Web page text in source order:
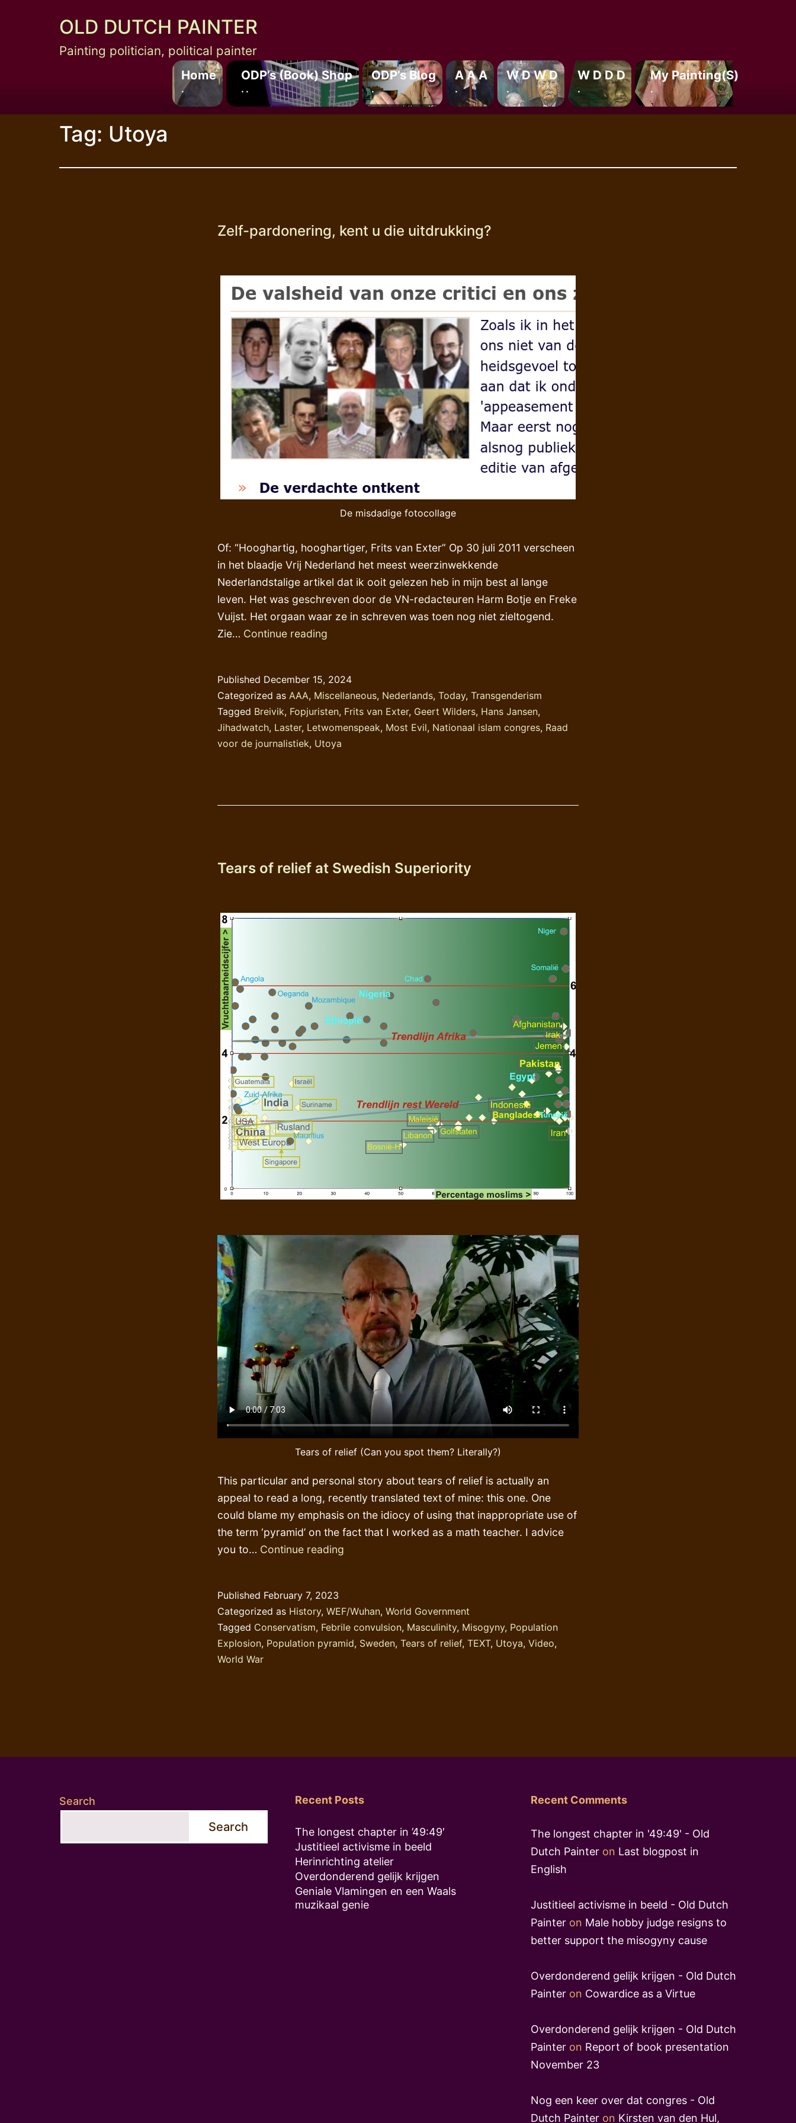
OLD DUTCH PAINTER
Painting politician, political painter
Home
.
ODP’s (book) Shop
. .
ODP’s Blog
.
A A A
.
W D W D
.
W D D D
.
My Painting(s)
.
Tag: Utoya
Zelf-pardonering, kent u die uitdrukking?
De misdadige fotocollage
Of: “Hooghartig, hooghartiger, Frits van Exter” Op 30 juli 2011 verscheen
in het blaadje Vrij Nederland het meest weerzinwekkende
Nederlandstalige artikel dat ik ooit gelezen heb in mijn best al lange
leven. Het was geschreven door de VN-redacteuren Harm Botje en Freke
Vuijst. Het orgaan waar ze in schreven was toen nog niet zieltogend.
Zie… Continue reading
u
die
uitdrukking?
Published December 15, 2024
Categorized as AAA, Miscellaneous, Nederlands, Today, Transgenderism
Tagged Breivik, Fopjuristen, Frits van Exter, Geert Wilders, Hans Jansen,
Jihadwatch, Laster, Letwomenspeak, Most Evil, Nationaal islam congres, Raad
voor de journalistiek, Utoya
Tears of relief at Swedish Superiority
Tears of relief (Can you spot them? Literally?)
This particular and personal story about tears of relief is actually an
appeal to read a long, recently translated text of mine: this one. One
could blame my emphasis on the idiocy of using that inappropriate use of
the term ‘pyramid’ on the fact that I worked as a math teacher. I advice
you to… Continue reading
Swedish
Superiority
Published February 7, 2023
Categorized as History, WEF/Wuhan, World Government
Tagged Conservatism, Febrile convulsion, Masculinity, Misogyny, Population
Explosion, Population pyramid, Sweden, Tears of relief, TEXT, Utoya, Video,
World War
Search
Search
Recent Posts
The longest chapter in ’49:49′
Justitieel activisme in beeld
Herinrichting atelier
Overdonderend gelijk krijgen
Geniale Vlamingen en een Waals
muzikaal genie
Recent Comments
The longest chapter in '49:49' - Old
Dutch Painter on Last blogpost in
English
Justitieel activisme in beeld - Old Dutch
Painter on Male hobby judge resigns to
better support the misogyny cause
Overdonderend gelijk krijgen - Old Dutch
Painter on Cowardice as a Virtue
Overdonderend gelijk krijgen - Old Dutch
Painter on Report of book presentation
November 23
Nog een keer over dat congres - Old
Dutch Painter on Kirsten van den Hul,